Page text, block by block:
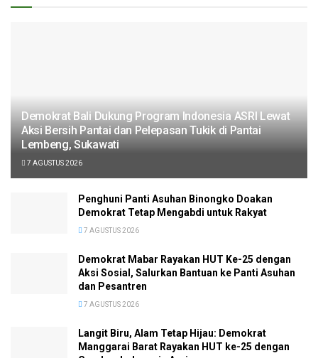
Demokrat Bali Dukung Program Indonesia ASRI Lewat
Aksi Bersih Pantai dan Pelepasan Tukik di Pantai
Lembeng, Sukawati
7 AGUSTUS 2026
Penghuni Panti Asuhan Binongko Doakan
Demokrat Tetap Mengabdi untuk Rakyat
7 AGUSTUS 2026
Demokrat Mabar Rayakan HUT Ke-25 dengan
Aksi Sosial, Salurkan Bantuan ke Panti Asuhan
dan Pesantren
7 AGUSTUS 2026
Langit Biru, Alam Tetap Hijau: Demokrat
Manggarai Barat Rayakan HUT ke-25 dengan